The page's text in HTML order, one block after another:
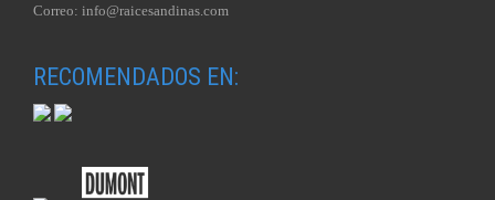
Correo: info@raicesandinas.com
RECOMENDADOS EN: